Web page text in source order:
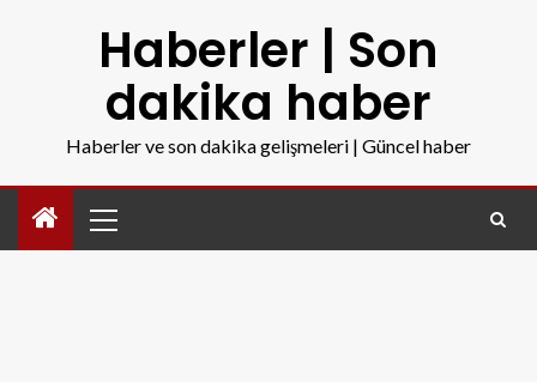
Haberler | Son
dakika haber
Haberler ve son dakika gelişmeleri | Güncel haber